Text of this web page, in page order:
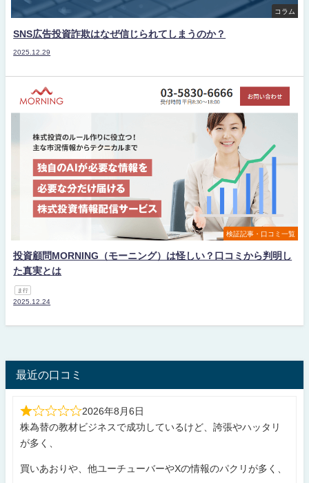
コラム
SNS広告投資詐欺はなぜ信じられてしまうのか？
2025.12.29
検証記事・口コミ一覧
投資顧問MORNING（モーニング）は怪しい？口コミから判明し
た真実とは
ま行
2025.12.24
最近の口コミ
2026年8月6日
株為替の教材ビジネスで成功しているけど、誇張やハッタリ
が多く、
買いあおりや、他ユーチューバーやXの情報のパクリが多く、